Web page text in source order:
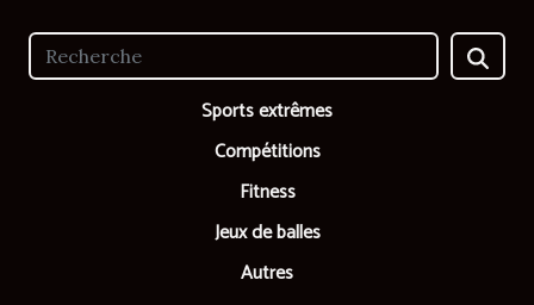
Sports extrêmes
Compétitions
Fitness
Jeux de balles
Autres